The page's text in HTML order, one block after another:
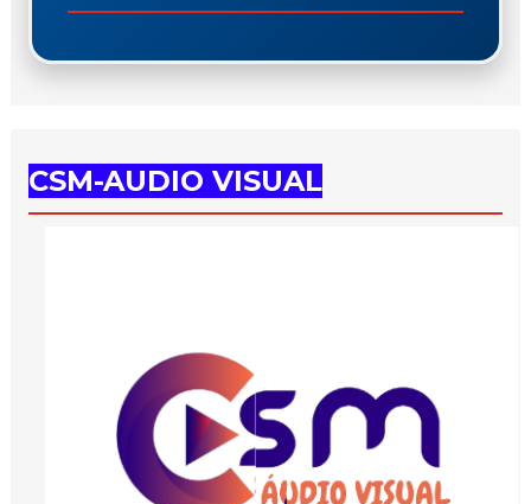
CSM-AUDIO VISUAL